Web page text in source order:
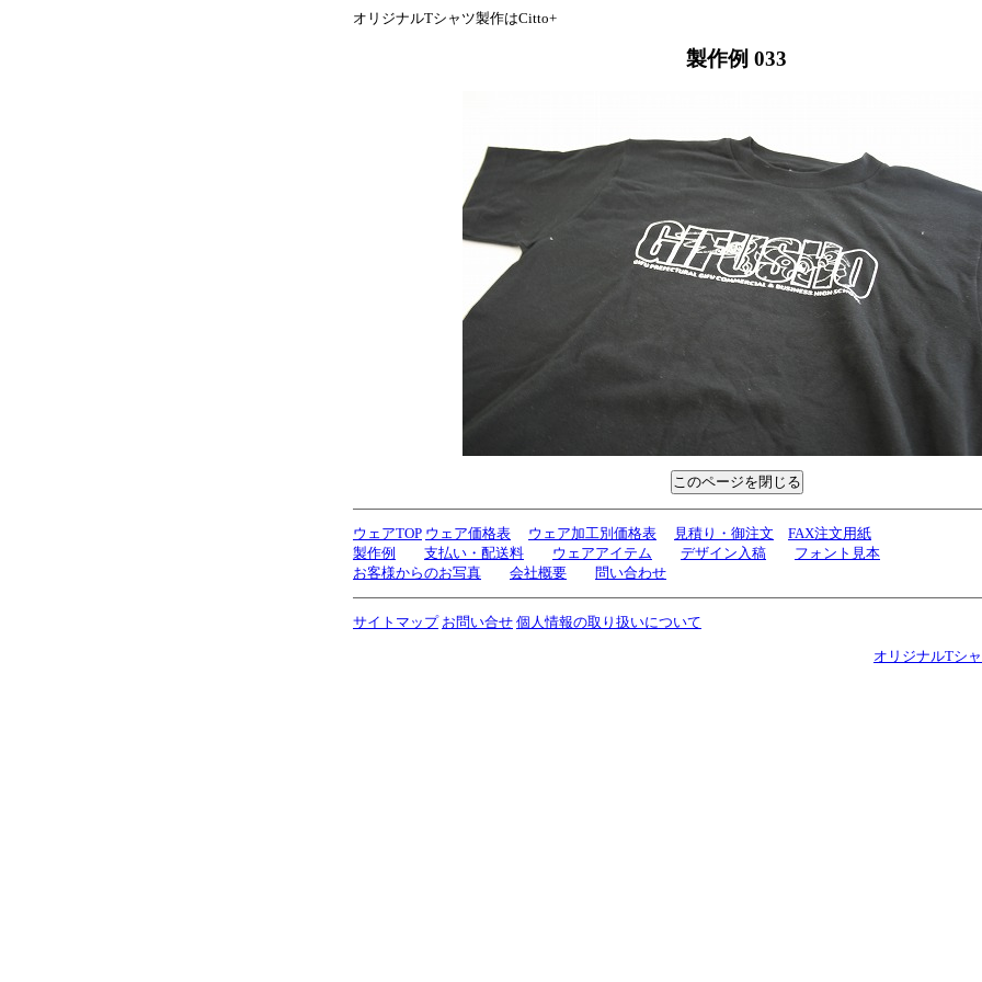
オリジナルTシャツ製作はCitto+
製作例 033
ウェアTOP ウェア価格表 ウェア加工別価格表 見積り・御注文
FAX注文用紙
製作例
支払い・配送料 ウェアアイテム デザイン入稿
フォント見本
お客様からのお写真
会社概要 問い合わせ
サイトマップ お問い合せ 個人情報の取り扱いについて
オリジナルTシ